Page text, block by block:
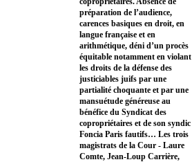
préparation de l’audience,
carences basiques en droit, en
langue française et en
arithmétique, déni d’un procès
équitable notamment en violant
les droits de la défense des
justiciables juifs par une
partialité choquante et par une
mansuétude généreuse au
bénéfice du Syndicat des
copropriétaires et de son syndic
Foncia Paris fautifs… Les trois
magistrats de la Cour - Laure
Comte, Jean-Loup Carrière,